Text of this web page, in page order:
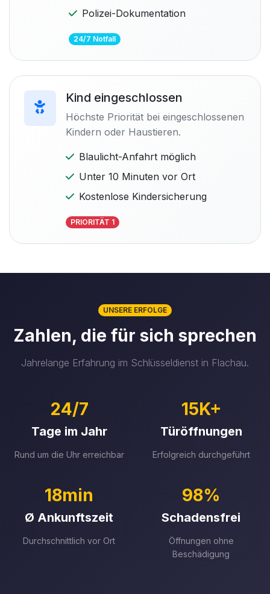
Polizei-Dokumentation
24/7 Notfall
Kind eingeschlossen
Höchste Priorität bei eingeschlossenen
Kindern oder Haustieren.
Blaulicht-Anfahrt möglich
Unter 10 Minuten vor Ort
Kostenlose Kindersicherung
PRIORITÄT 1
UNSERE ERFOLGE
Zahlen, die für sich sprechen
Jahrelange Erfahrung im Schlüsseldienst in Flachau.
24/7
Tage im Jahr
Rund um die Uhr erreichbar
15K+
Türöffnungen
Erfolgreich durchgeführt
18min
Ø Ankunftszeit
Durchschnittlich vor Ort
98%
Schadensfrei
Öffnungen ohne
Beschädigung